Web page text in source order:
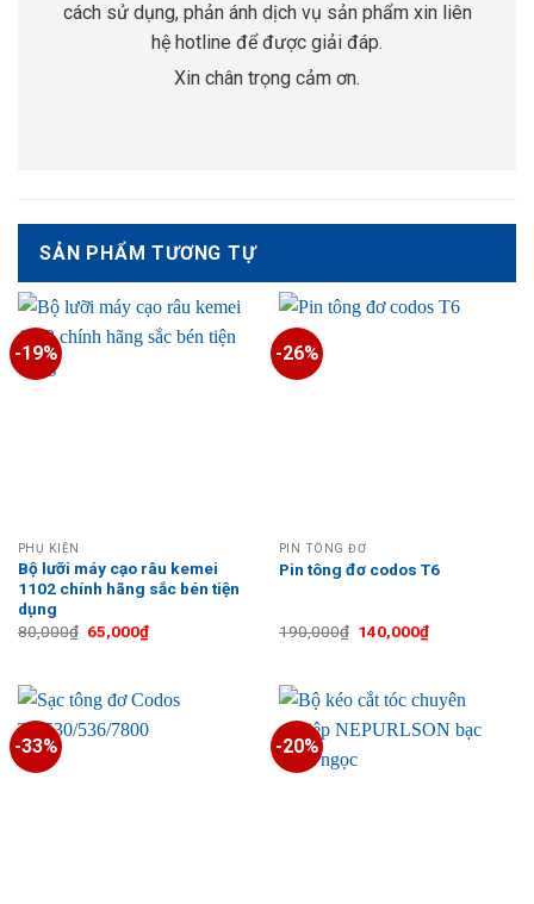
cách sử dụng, phản ánh dịch vụ sản phẩm xin liên
hệ hotline để được giải đáp.
Xin chân trọng cảm ơn.
SẢN PHẨM TƯƠNG TỰ
-19%
PHỤ KIỆN
Bộ lưỡi máy cạo râu kemei
1102 chính hãng sắc bén tiện
dụng
80,000₫ Giá
gốc
65,000₫Giá
hiện
65,000₫.
-26%
PIN TÔNG ĐƠ
Pin tông đơ codos T6
190,000₫ Giá
140,000₫Giá
hiện
140,000₫.
-33% -20%